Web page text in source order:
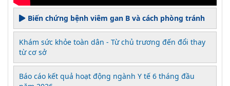
Biến chứng bệnh viêm gan B và cách phòng tránh
Khám sức khỏe toàn dân - Từ chủ trương đến đổi thay
từ cơ sở
Báo cáo kết quả hoạt động ngành Y tế 6 tháng đầu